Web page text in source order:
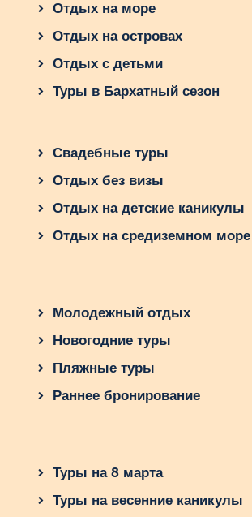
Отдых на море
Отдых на островах
Отдых с детьми
Туры в Бархатный сезон
Свадебные туры
Отдых без визы
Отдых на детские каникулы
Отдых на средиземном море
Молодежный отдых
Новогодние туры
Пляжные туры
Раннее бронирование
Туры на 8 марта
Туры на весенние каникулы